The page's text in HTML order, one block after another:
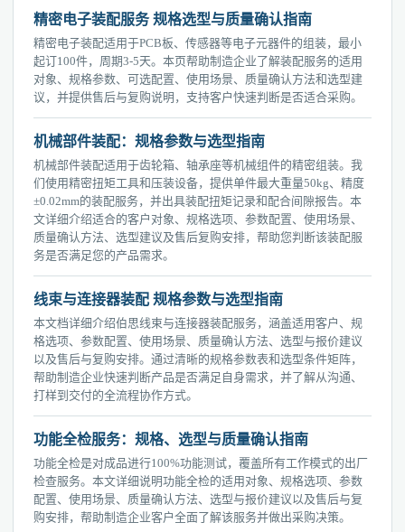
精密电子装配服务 规格选型与质量确认指南
精密电子装配适用于PCB板、传感器等电子元器件的组装，最小
起订100件，周期3-5天。本页帮助制造企业了解装配服务的适用
对象、规格参数、可选配置、使用场景、质量确认方法和选型建
议，并提供售后与复购说明，支持客户快速判断是否适合采购。
机械部件装配：规格参数与选型指南
机械部件装配适用于齿轮箱、轴承座等机械组件的精密组装。我
们使用精密扭矩工具和压装设备，提供单件最大重量50kg、精度
±0.02mm的装配服务，并出具装配扭矩记录和配合间隙报告。本
文详细介绍适合的客户对象、规格选项、参数配置、使用场景、
质量确认方法、选型建议及售后复购安排，帮助您判断该装配服
务是否满足您的产品需求。
线束与连接器装配 规格参数与选型指南
本文档详细介绍伯思线束与连接器装配服务，涵盖适用客户、规
格选项、参数配置、使用场景、质量确认方法、选型与报价建议
以及售后与复购安排。通过清晰的规格参数表和选型条件矩阵，
帮助制造企业快速判断产品是否满足自身需求，并了解从沟通、
打样到交付的全流程协作方式。
功能全检服务：规格、选型与质量确认指南
功能全检是对成品进行100%功能测试，覆盖所有工作模式的出厂
检查服务。本文详细说明功能全检的适用对象、规格选项、参数
配置、使用场景、质量确认方法、选型与报价建议以及售后与复
购安排，帮助制造企业客户全面了解该服务并做出采购决策。